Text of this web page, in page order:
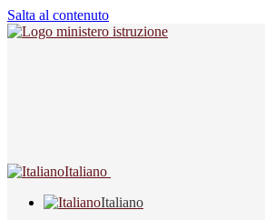
Salta al contenuto
Italiano
Italiano